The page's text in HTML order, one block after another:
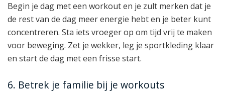
Begin je dag met een workout en je zult merken dat je
de rest van de dag meer energie hebt en je beter kunt
concentreren. Sta iets vroeger op om tijd vrij te maken
voor beweging. Zet je wekker, leg je sportkleding klaar
en start de dag met een frisse start.
6. Betrek je familie bij je workouts